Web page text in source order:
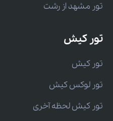
تور مشهد از رشت
تور کیش
تور کیش
تور لوکس کیش
تور کیش لحظه آخری